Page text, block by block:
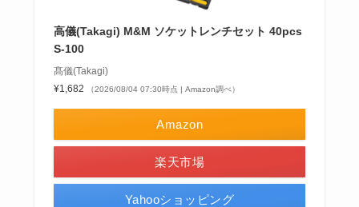
高儀(Takagi) M&M ソケットレンチセット 40pcs
S-100
髙儀(Takagi)
¥1,682
（2026/08/04 07:30時点 | Amazon調べ）
Amazon
楽天市場
Yahooショッピング